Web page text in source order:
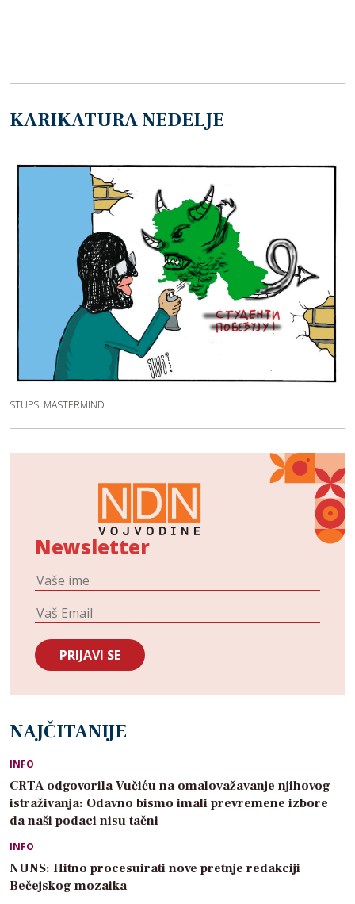
KARIKATURA NEDELJE
STUPS: MASTERMIND
Newsletter
NAJČITANIJE
INFO
CRTA odgovorila Vučiću na omalovažavanje njihovog
istraživanja: Odavno bismo imali prevremene izbore
da naši podaci nisu tačni
INFO
NUNS: Hitno procesuirati nove pretnje redakciji
Bečejskog mozaika